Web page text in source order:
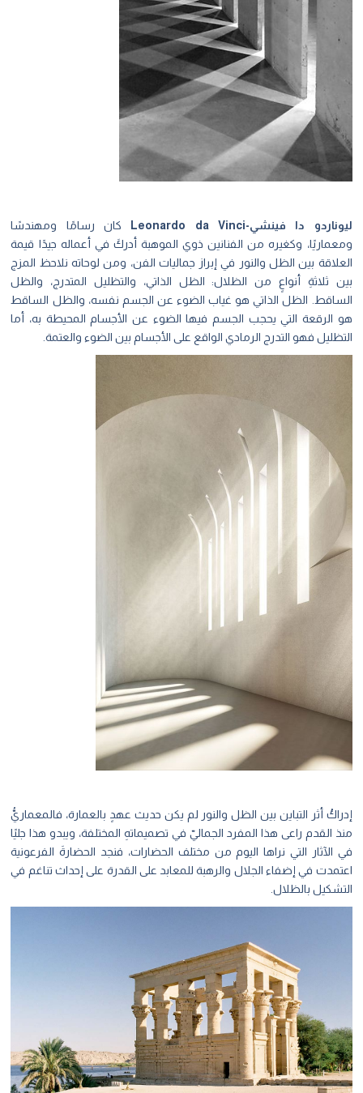
ليوناردو دا فينشي-Leonardo da Vinci
‏كان رسامًا ومهندسًا
ومعماريًا، وكغيره من الفنانين ذوي الموهبة أدركَ في أعماله جيدًا قيمة
العلاقة بين الظل والنور في إبراز جماليات الفن، ومن لوحاته نلاحظ المزج
بين ثلاثةِ أنواعٍ من الظلال: الظل الذاتي، والتظليل المتدرج، والظل
الساقط. الظل الذاتي هو غياب الضوء عن الجسم نفسه، والظل الساقط
هو الرقعة التي يحجب الجسم فيها الضوء عن الأجسام المحيطة به، أما
التظليل فهو التدرج الرمادي الواقع على الأجسام بين الضوء والعتمة.
إدراكُ أثر التباين بين الظل والنور لم يكن حديث عهدٍ بالعمارة، فالمعماريُّ
منذ القدم راعى هذا المفرد الجماليّ في تصميماتهِ المختلفة، ويبدو هذا جليًا
في الآثار التي نراها اليوم من مختلف الحضارات، فنجد الحضارةَ الفرعونية
اعتمدت في إضفاء الجلال والرهبة للمعابد على القدرة على إحداث تناغم في
التشكيل بالظلال.